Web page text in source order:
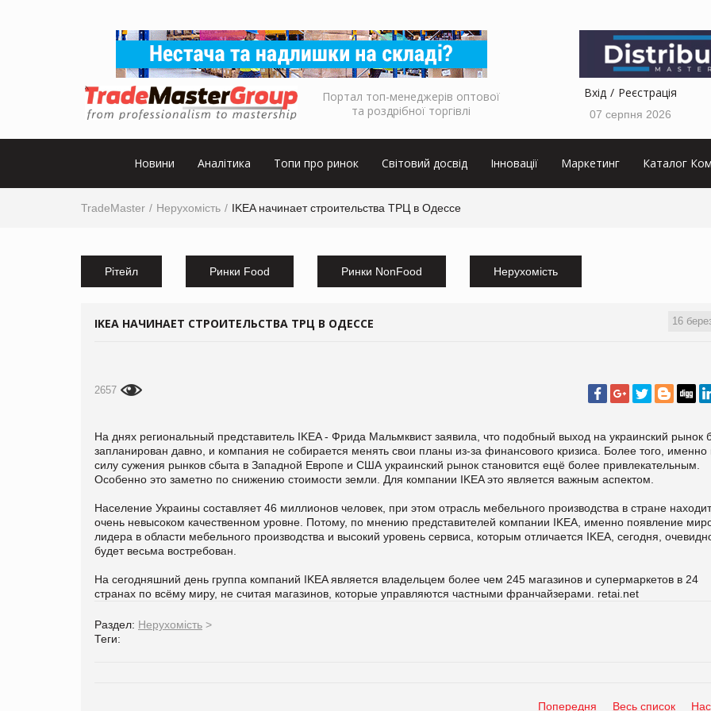
Портал топ-менеджерів оптової
та роздрібної торгівлі
Вхід Реєстрація
07 серпня 2026
Новини Аналітика Топи про ринок Світовий досвід Інновації Маркетинг Каталог
TradeMaster Нерухомість IKEA начинает строительства ТРЦ в Одессе
Рітейл Ринки Food Ринки NonFood Нерухомість
16
IKEA НАЧИНАЕТ СТРОИТЕЛЬСТВА ТРЦ В ОДЕССЕ
2657
На днях региональный представитель IKEA - Фрида Мальмквист заявила, что подобный выход на украинский рынок
запланирован давно, и компания не собирается менять свои планы из-за финансового кризиса. Более того, именно
силу сужения рынков сбыта в Западной Европе и США украинский рынок становится ещё более привлекательным.
Особенно это заметно по снижению стоимости земли. Для компании IKEA это является важным аспектом.
Население Украины составляет 46 миллионов человек, при этом отрасль мебельного производства в стране
очень невысоком качественном уровне. Потому, по мнению представителей компании IKEA, именно появление
лидера в области мебельного производства и высокий уровень сервиса, которым отличается IKEA, сегодня,
будет весьма востребован.
На сегодняшний день группа компаний IKEA является владельцем более чем 245 магазинов и супермаркетов в 24
странах по всёму миру, не считая магазинов, которые управляются частными франчайзерами. retai.net
Раздел: Нерухомість >
Теги:
Попередня Весь список